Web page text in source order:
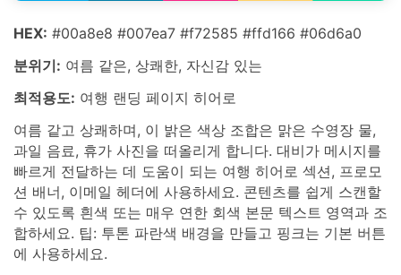
HEX: #00a8e8 #007ea7 #f72585 #ffd166 #06d6a0
분위기: 여름 같은, 상쾌한, 자신감 있는
최적용도: 여행 랜딩 페이지 히어로
여름 같고 상쾌하며, 이 밝은 색상 조합은 맑은 수영장 물,
과일 음료, 휴가 사진을 떠올리게 합니다. 대비가 메시지를
빠르게 전달하는 데 도움이 되는 여행 히어로 섹션, 프로모
션 배너, 이메일 헤더에 사용하세요. 콘텐츠를 쉽게 스캔할
수 있도록 흰색 또는 매우 연한 회색 본문 텍스트 영역과 조
합하세요. 팁: 투톤 파란색 배경을 만들고 핑크는 기본 버튼
에 사용하세요.